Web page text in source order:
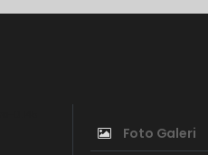
Foto Galeri